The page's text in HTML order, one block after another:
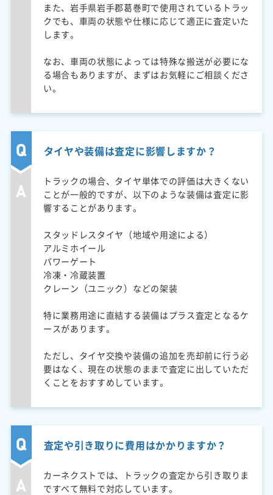
また、岩手県岩手郡葛巻町で使用されているトラッ
クでも、車両の状態や仕様に応じて適正に査定いた
します。
なお、車両の状態によっては特殊な搬送が必要にな
る場合もありますが、まずはお気軽にご相談くださ
い。
タイヤや装備は査定に影響しますか？
トラックの場合、タイヤ単体での評価は大きくない
ことが一般的ですが、以下のような装備は査定に影
響することがあります。
スタッドレスタイヤ（地域や用途による）
アルミホイール
パワーゲート
冷凍・冷蔵装置
クレーン（ユニック）などの架装
特に業務用途に直結する装備はプラス査定となるケ
ースがあります。
ただし、タイヤ交換や装備の追加を売却前に行う必
要はなく、現在の状態のままで査定に出していただ
くことをおすすめしています。
査定や引き取りに費用はかかりますか？
カーネクストでは、トラックの査定から引き取りま
ですべて無料で対応しています。